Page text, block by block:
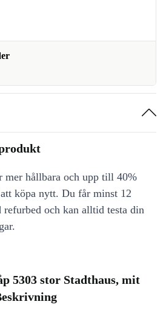
mer hållbara och upp till 40%
köpa nytt. Du får minst 12
refurbed och kan alltid testa din
5303 stor Stadthaus, mit